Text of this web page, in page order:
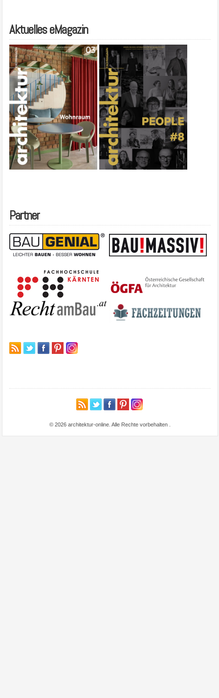
Aktuelles eMagazin
Partner
© 2026 architektur-online. Alle Rechte vorbehalten